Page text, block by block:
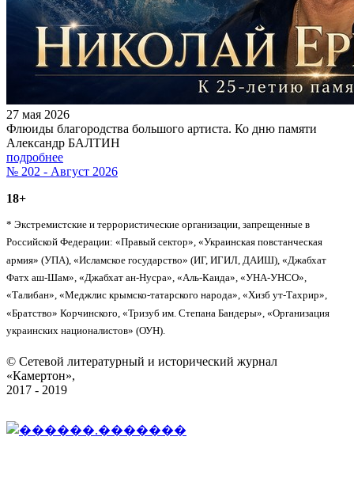
27 мая 2026
Флюиды благородства большого артиста. Ко дню памяти
Александр БАЛТИН
подробнее
№ 202 - Август 2026
18+
* Экстремистские и террористические организации, запрещенные в
Российской Федерации: «Правый сектор», «Украинская повстанческая
армия» (УПА), «Исламское государство» (ИГ, ИГИЛ, ДАИШ), «Джабхат
Фатх аш-Шам», «Джабхат ан-Нусра», «Аль-Каида», «УНА-УНСО»,
«Талибан», «Меджлис крымско-татарского народа», «Хизб ут-Тахрир»,
«Братство» Корчинского, «Тризуб им. Степана Бандеры», «Организация
украинских националистов» (ОУН).
© Сетевой литературный и исторический журнал
«Камертон»,
2017 - 2019